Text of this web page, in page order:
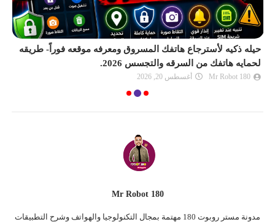
حيله ذكيه لأسترجاع هاتفك المسروق ومعرفه موقعه فوراً- طريقه
لحمايه هاتفك من السرقه والتجسس 2026.
Mr Robot 180 أغسطس 20, 2026
Mr Robot 180
مدونة مستر روبوت 180 مهتمة بمجال التكنولوجيا والهواتف وشرح التطبيقات